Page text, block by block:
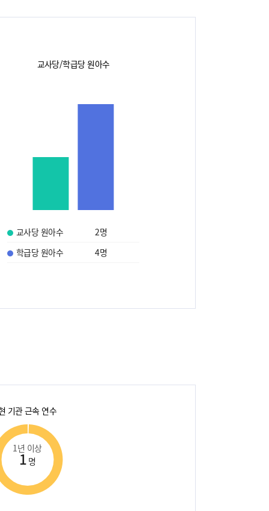
교사당/학급당 원아수
교사당 원아수 2명
학급당 원아수
4명
기관 근속 연수
1년 이상
1 명